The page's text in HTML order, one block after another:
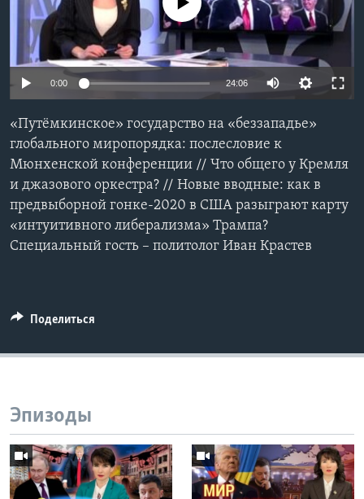
Learning English
СОЦИАЛЬНЫЕ СЕТИ
Языки
No media source currently available
0:00 24:06
«Путёмкинское» государство на «беззападье»
глобального миропорядка: послесловие к
Мюнхенской конференции // Что общего у Кремля
и джазового оркестра? // Новые вводные: как в
предвыборной гонке-2020 в США разыграют карту
«интуитивного либерализма» Трампа?
Специальный гость – политолог Иван Крастев
Поделиться
Эпизоды